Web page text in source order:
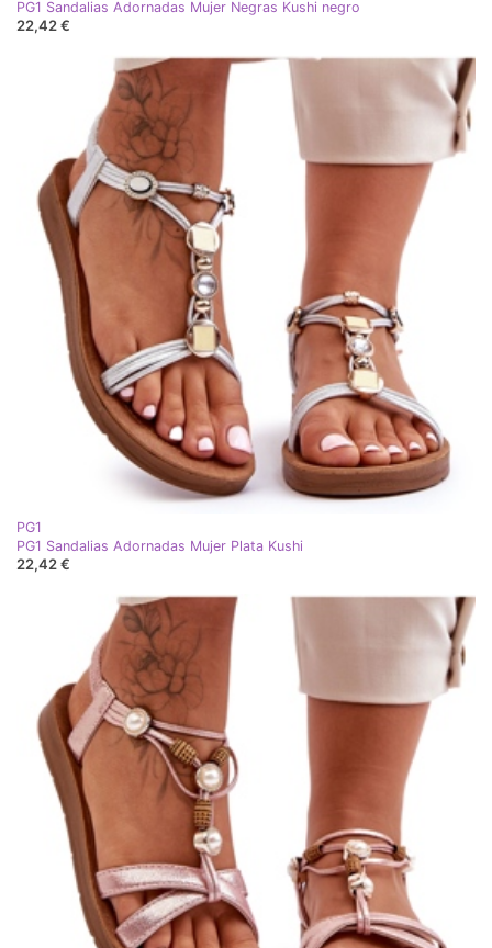
PG1 Sandalias Adornadas Mujer Negras Kushi negro
22,42 €
PG1
PG1 Sandalias Adornadas Mujer Plata Kushi
22,42 €